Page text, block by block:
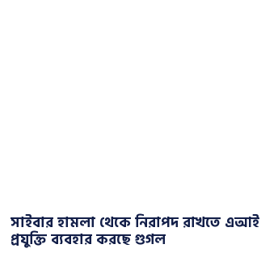
সাইবার হামলা থেকে নিরাপদ রাখতে এআই
প্রযুক্তি ব্যবহার করছে গুগল